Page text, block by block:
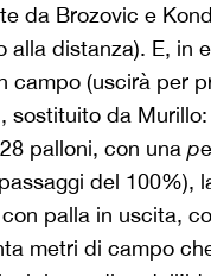
da Brozovic e
alla distanza). E, in
campo (uscirà per
sostituito da
palloni, con una p
del 100%),
palla in uscita,
metri di campo